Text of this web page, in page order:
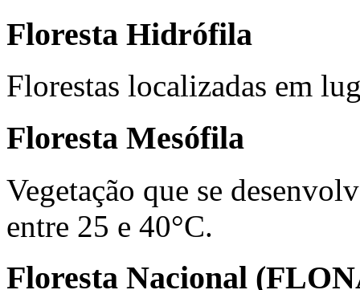
Floresta Hidrófila
Florestas localizadas em
Floresta Mesófila
Vegetação que se
entre 25 e 40°C.
Floresta Nacional